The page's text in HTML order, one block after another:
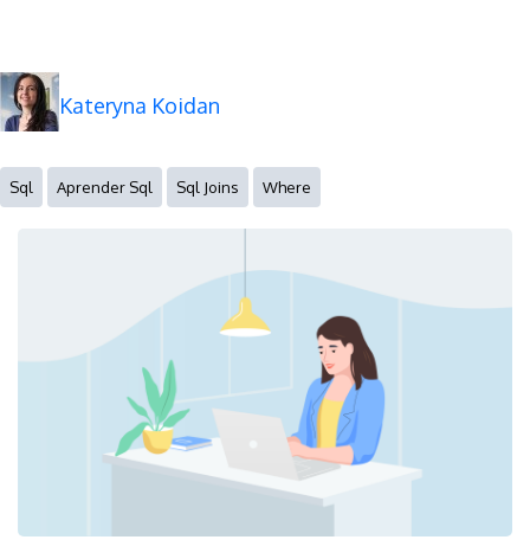
Kateryna Koidan
Sql Aprender Sql Sql Joins Where